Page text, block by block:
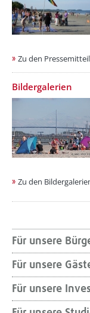
Zu den
Bildergalerien
Zu den
Für unsere
Für unsere
Für unsere